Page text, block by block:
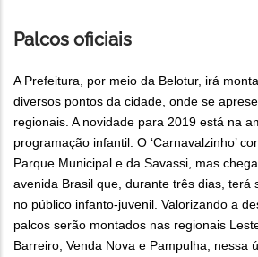
Palcos oficiais
A Prefeitura, por meio da Belotur, irá
diversos pontos da cidade, onde se
regionais. A novidade para 2019 está na
programação infantil. O ‘Carnavalzinho’
Parque Municipal e da Savassi, mas
avenida Brasil que, durante três dias, terá
no público infanto-juvenil. Valorizando a
palcos serão montados nas regionais
Barreiro, Venda Nova e Pampulha, nessa